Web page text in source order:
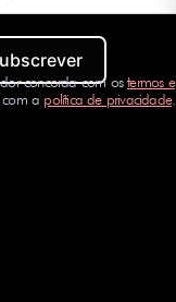
concorda com ostermos e
a política de privacidade.